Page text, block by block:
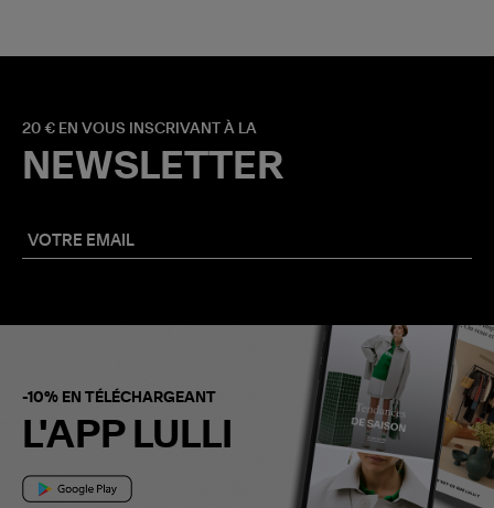
20 € EN VOUS INSCRIVANT À LA
NEWSLETTER
-10% EN TÉLÉCHARGEANT
L'APP LULLI